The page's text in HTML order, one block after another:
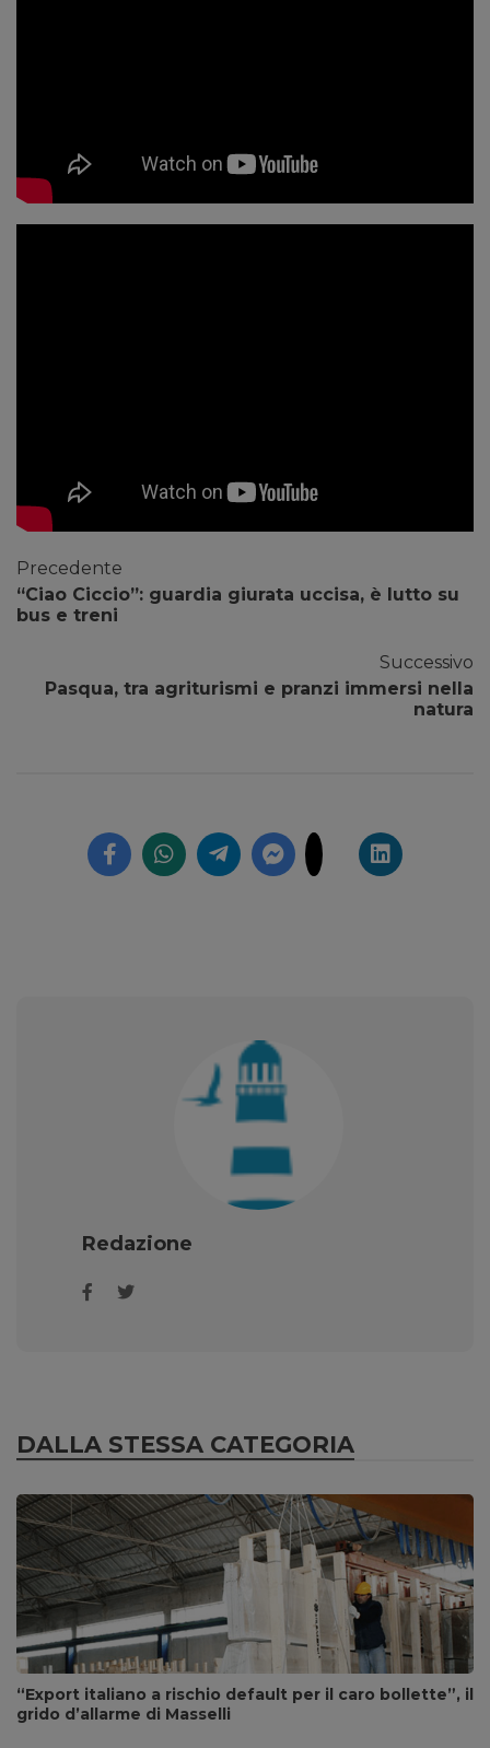
Precedente
“Ciao Ciccio”: guardia giurata uccisa, è lutto su
bus e treni
Successivo
Pasqua, tra agriturismi e pranzi immersi nella
natura
Redazione
DALLA STESSA CATEGORIA
“Export italiano a rischio default per il caro bollette”, il
grido d’allarme di Masselli